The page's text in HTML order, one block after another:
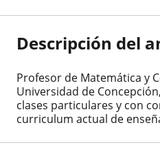
Descripción del
Profesor de Matemática y
Universidad de
clases particulares y con
curriculum actual de